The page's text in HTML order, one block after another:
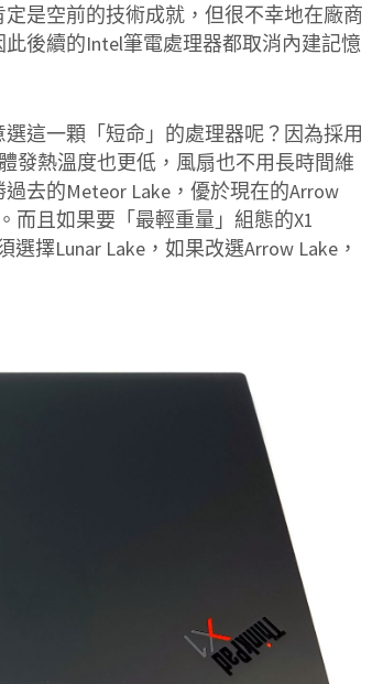
是空前的技術成就，但很不幸地在廠商
後續的Intel筆電處理器都取消內建記憶
這一顆「短命」的處理器呢？因為採用
發熱溫度也更低，風扇也不用長時間維
去的Meteor Lake，優於現在的Arrow
而且如果要「最輕重量」組態的X1
擇Lunar Lake，如果改選Arrow Lake，